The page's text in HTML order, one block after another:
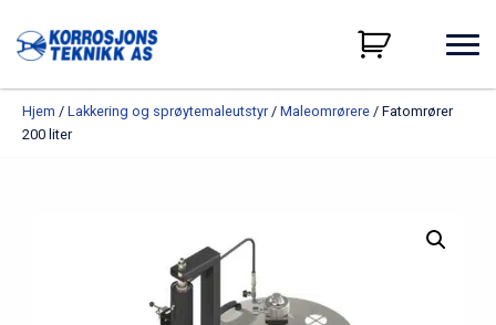
Hjem / Lakkering og sprøytemaleutstyr/ Maleomrørere / Fatomrører
200 liter